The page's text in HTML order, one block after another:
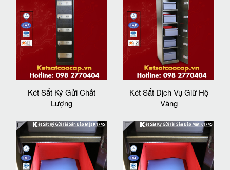
Két Sắt Ký Gửi Chất
Lượng
Két Sắt Dịch Vụ Giữ Hộ
Vàng